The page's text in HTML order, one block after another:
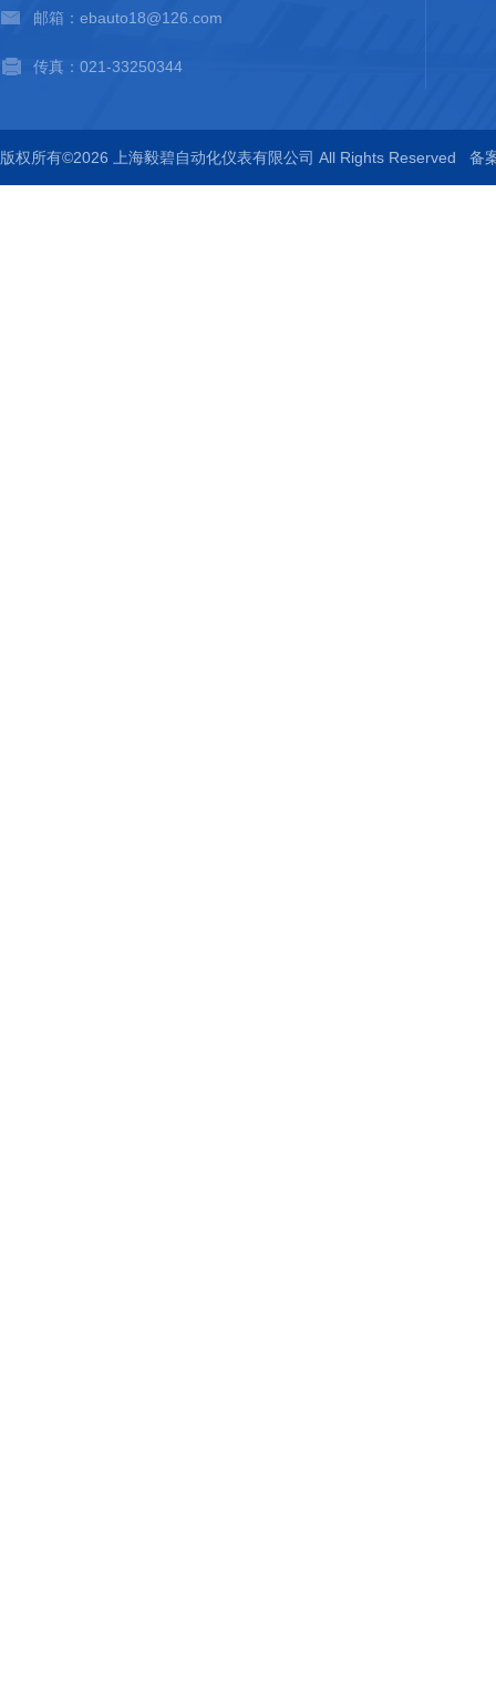
邮箱：ebauto18@126.com
传真：021-33250344
版权所有©2026 上海毅碧自动化仪表有限公司 All Rights Reserved 备